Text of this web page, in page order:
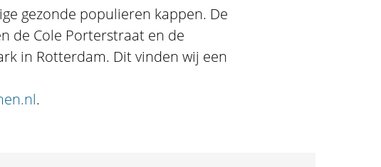
gezonde populieren kappen. De
de Cole Porterstraat en de
in Rotterdam. Dit vinden wij een
.